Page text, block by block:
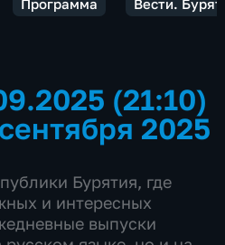
Программа Вести.
(21:10)
2025
Бурятия, где
и интересных
выпуски